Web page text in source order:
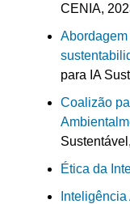
CENIA,
para IA
Coalizão
Ética da